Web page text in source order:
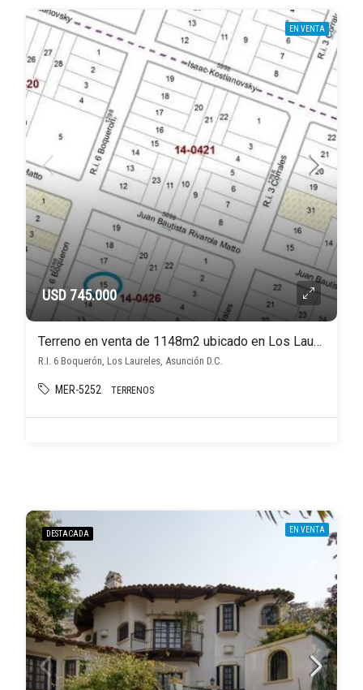
EN VENTA
USD 745.000
Terreno en venta de 1148m2 ubicado en Los Laureles
R.I. 6 Boquerón, Los Laureles, Asunción D.C.
MER-5252 TERRENOS
DESTACADA EN VENTA